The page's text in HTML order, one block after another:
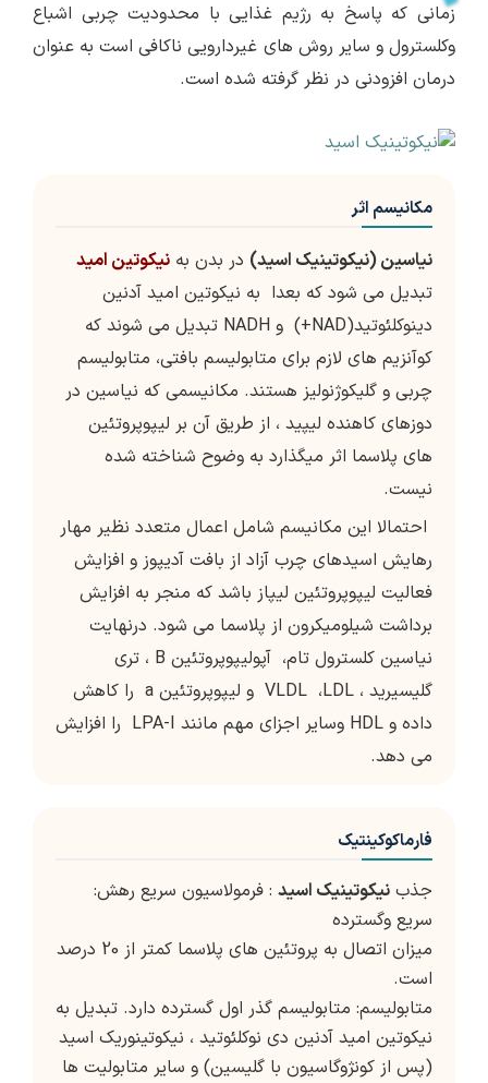
زمانی که پاسخ به رژیم غذایی با محدودیت چربی اشباع
وکلسترول و سایر روش های غیردارویی ناکافی است به عنوان
درمان افزودنی در نظر گرفته شده است.
مکانیسم اثر
نیاسین (نیکوتینیک اسید) در بدن به نیکوتین امید
تبدیل می شود که بعدا به نیکوتین امید آدنین
دینوکلئوتید(NAD+) و NADH تبدیل می شوند که
کوآنزیم های لازم برای متابولیسم بافتی، متابولیسم
چربی و گلیکوژنولیز هستند. مکانیسمی که نیاسین در
دوزهای کاهنده لیپید ، از طریق آن بر لیپوپروتئین
های پلاسما اثر میگذارد به وضوح شناخته شده
نیست.
احتمالا این مکانیسم شامل اعمال متعدد نظیر مهار
رهایش اسیدهای چرب آزاد از بافت آدیپوز و افزایش
فعالیت لیپوپروتئین لیپاز باشد که منجر به افزایش
برداشت شیلومیکرون از پلاسما می شود. درنهایت
نیاسین کلسترول تام، آپولیپوپروتئین B ، تری
گلیسیرید ، VLDL ،LDL و لیپوپروتئین a را کاهش
داده و HDL وسایر اجزای مهم مانند LPA-I را افزایش
می دهد.
فارماکوکینتیک
جذب نیکوتینیک اسید : فرمولاسیون سریع رهش:
سریع وگسترده
میزان اتصال به پروتئین های پلاسما کمتر از 20 درصد
است.
متابولیسم: متابولیسم گذر اول گسترده دارد. تبدیل به
نیکوتین امید آدنین دی نوکلئوتید ، نیکوتینوریک اسید
(پس از کونژوگاسیون با گلیسین) و سایر متابولیت ها